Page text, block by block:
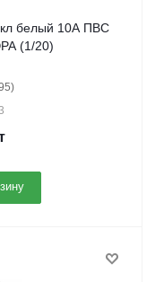
белый 10А ПВС
(1/20)